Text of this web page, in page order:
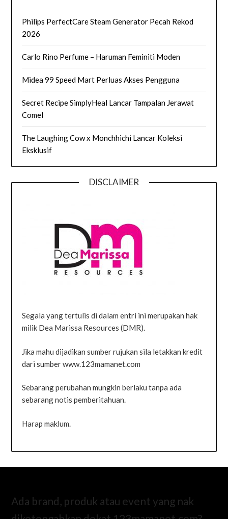
Philips PerfectCare Steam Generator Pecah Rekod
2026
Carlo Rino Perfume – Haruman Feminiti Moden
Midea 99 Speed Mart Perluas Akses Pengguna
Secret Recipe SimplyHeal Lancar Tampalan Jerawat
Comel
The Laughing Cow x Monchhichi Lancar Koleksi
Eksklusif
DISCLAIMER
Segala yang tertulis di dalam entri ini merupakan hak
milik Dea Marissa Resources (DMR).
Jika mahu dijadikan sumber rujukan sila letakkan kredit
dari sumber www.123mamanet.com
Sebarang perubahan mungkin berlaku tanpa ada
sebarang notis pemberitahuan.
Harap maklum.
Ada brand, produk atau event yang nak